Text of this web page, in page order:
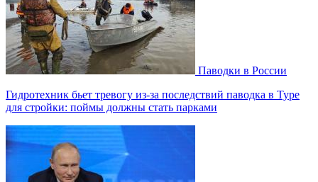
Паводки в России
Гидротехник бьет тревогу из-за последствий паводка в Туре
для стройки: поймы должны стать парками